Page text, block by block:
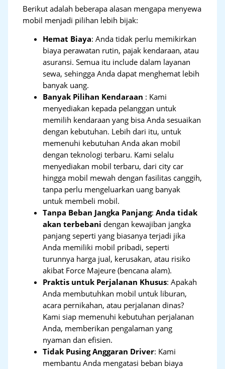
Berikut adalah beberapa alasan mengapa menyewa
mobil menjadi pilihan lebih bijak:
Hemat Biaya: Anda tidak perlu memikirkan
biaya perawatan rutin, pajak kendaraan, atau
asuransi. Semua itu include dalam layanan
sewa, sehingga Anda dapat menghemat lebih
banyak uang.
Banyak Pilihan Kendaraan : Kami
menyediakan kepada pelanggan untuk
memilih kendaraan yang bisa Anda sesuaikan
dengan kebutuhan. Lebih dari itu, untuk
memenuhi kebutuhan Anda akan mobil
dengan teknologi terbaru. Kami selalu
menyediakan mobil terbaru, dari city car
hingga mobil mewah dengan fasilitas canggih,
tanpa perlu mengeluarkan uang banyak
untuk membeli mobil.
Tanpa Beban Jangka Panjang:Anda tidak
akan terbebani dengan kewajiban jangka
panjang seperti yang biasanya terjadi jika
Anda memiliki mobil pribadi, seperti
turunnya harga jual, kerusakan, atau risiko
akibat Force Majeure (bencana alam).
Praktis untuk Perjalanan Khusus: Apakah
Anda membutuhkan mobil untuk liburan,
acara pernikahan, atau perjalanan dinas?
Kami siap memenuhi kebutuhan perjalanan
Anda, memberikan pengalaman yang
nyaman dan efisien.
Tidak Pusing Anggaran Driver: Kami
membantu Anda mengatasi beban biaya